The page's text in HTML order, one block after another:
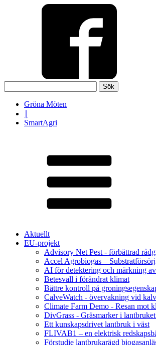
efter:
Gröna Möten
SmartAgri
Aktuellt
EU-projekt
Advisory Net Pest - förbättrad
Accel Agrobiogas –
AI för detektering och märkning
Betesvall i förändrat klimat
Bättre kontroll på
CalveWatch - övervakning vid
Climate Farm Demo - Resan mot
DivGrass - Gräsmarker i
Ett kunskapsdrivet lantbruk i väst
FLIVAB1 – en elektrisk
Förstudie lantbrukarägd